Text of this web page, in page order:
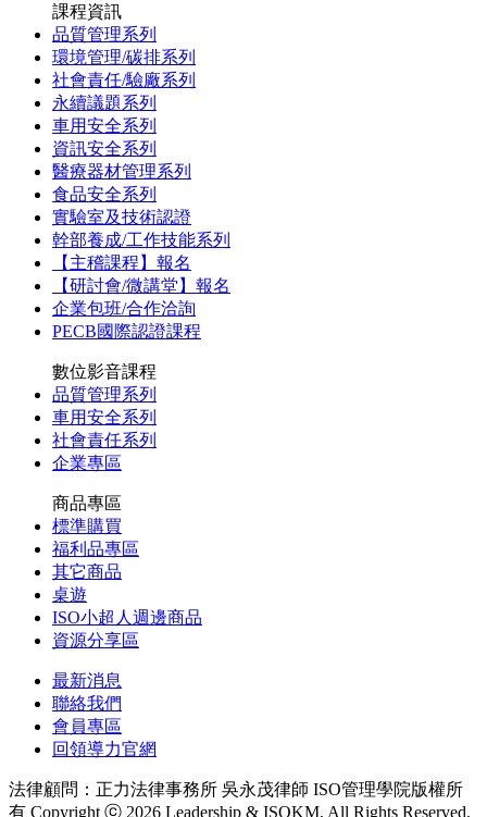
課程資訊
品質管理系列
環境管理/碳排系列
社會責任/驗廠系列
永續議題系列
車用安全系列
資訊安全系列
醫療器材管理系列
食品安全系列
實驗室及技術認證
幹部養成/工作技能系列
【主稽課程】報名
【研討會/微講堂】報名
企業包班/合作洽詢
PECB國際認證課程
數位影音課程
品質管理系列
車用安全系列
社會責任系列
企業專區
商品專區
標準購買
福利品專區
其它商品
桌遊
ISO小超人週邊商品
資源分享區
最新消息
聯絡我們
會員專區
回領導力官網
法律顧問：正力法律事務所 吳永茂律師 ISO管理學院版權所
有 Copyright ⓒ 2026 Leadership & ISOKM, All Rights Reserved.